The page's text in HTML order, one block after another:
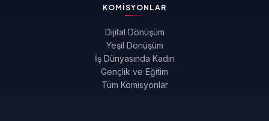
KOMISYONLAR
Dijital Dönüşüm
Yeşil Dönüşüm
İş Dünyasında Kadın
Gençlik ve Eğitim
Tüm Komisyonlar